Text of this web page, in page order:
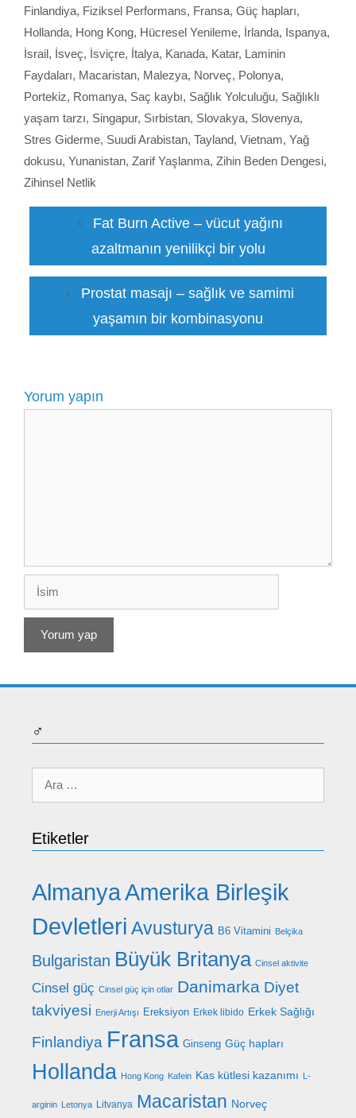
Finlandiya, Fiziksel Performans, Fransa, Güç hapları,
Hollanda, Hong Kong, Hücresel Yenileme, İrlanda, Ispanya,
İsrail , İsveç, İsviçre, İtalya, Kanada, Katar, Laminin
Faydaları, Macaristan, Malezya, Norveç, Polonya,
Portekiz, Romanya, Saç kaybı, Sağlık Yolculuğu, Sağlıklı
yaşam tarzı, Singapur, Sırbistan, Slovakya, Slovenya,
Stres Giderme, Suudi Arabistan, Tayland, Vietnam, Yağ
dokusu, Yunanistan, Zarif Yaşlanma, Zihin Beden Dengesi,
Zihinsel Netlik
Fat Burn Active – vücut yağını
azaltmanın yenilikçi bir yolu
Prostat masajı – sağlık ve samimi
yaşamın bir kombinasyonu
Yorum yapın
İsim
♂
için
Etiketler
AlmanyaAmerika Birleşik
Devletleri Avusturya B6 Vitamini Belçika
Bulgaristan Büyük Britanya Cinsel aktivite
Cinsel güç Cinsel güç için otlar Danimarka Diyet
takviyesi
Enerji Artışı Ereksiyon Erkek libido Erkek Sağlığı
Finlandiya Fransa Ginseng Güç hapları
Hollanda Hong Kong Kafein Kas kütlesi kazanımı L-
arginin Letonya Litvanya Macaristan Norveç